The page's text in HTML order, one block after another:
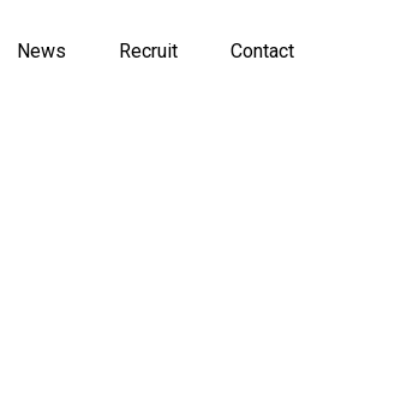
News Recruit Contact